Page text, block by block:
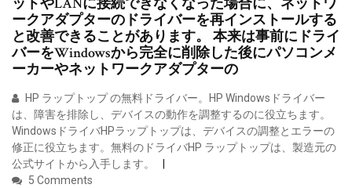
ットやLANに接続できなくなった場合に、ネットワ
ークアダプターのドライバーを再インストールする
と改善できることがあります。 本来は事前にドライ
バーをWindowsから完全に削除した後にパソコンメ
ーカーやネットワークアダプターの
HP ラップトップ の無料ドライバー。HP Windowsドライバー
は、障害を排除し、デバイスの動作を調整するのに役立ちます。
WindowsドライバHPラップトップは、デバイスの調整とエラーの
修正に役立ちます。無料のドライバHP ラップトップは、製造元の
公式サイトから入手します。
5 Comments